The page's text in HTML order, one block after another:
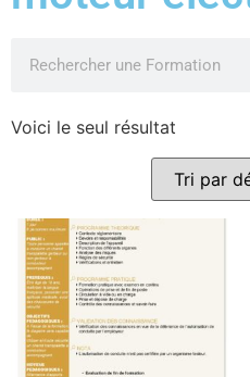
Voici le seul résultat